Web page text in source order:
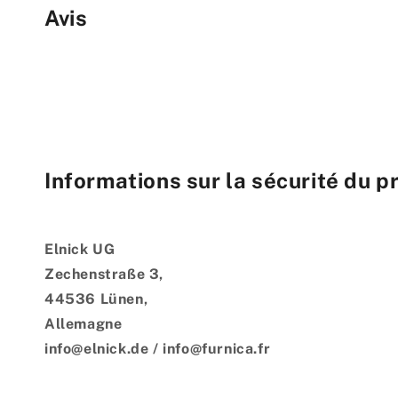
Avis
Informations sur la sécurité du
Elnick UG
Zechenstraße 3,
44536 Lünen,
Allemagne
info@elnick.de / info@furnica.fr